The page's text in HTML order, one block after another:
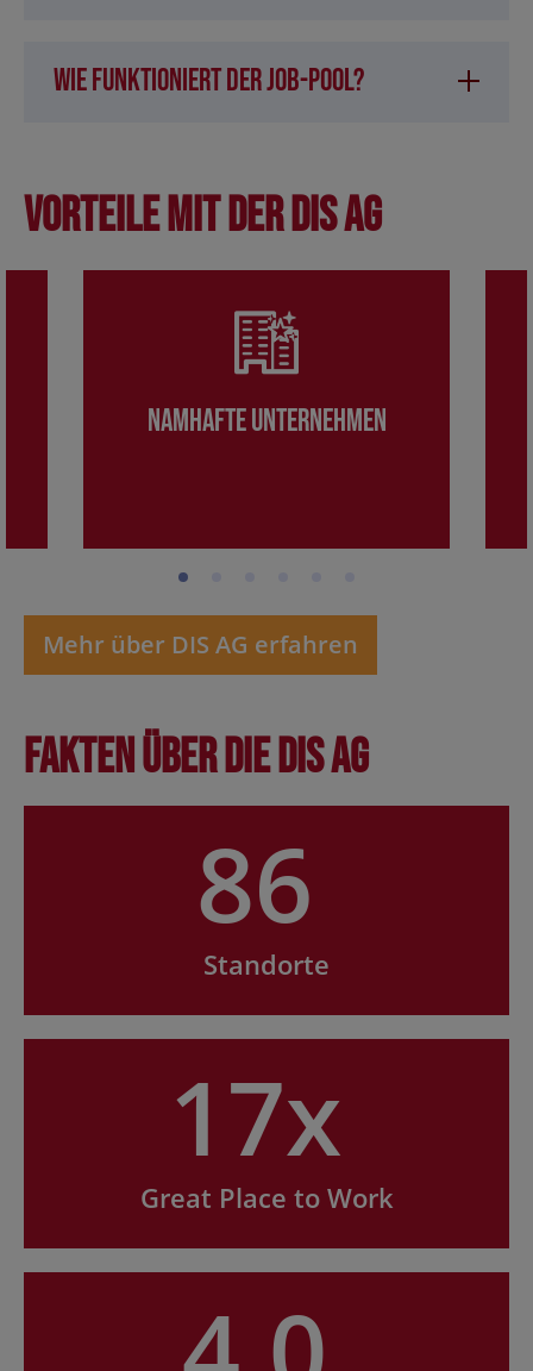
Wie funktioniert der Job-Pool?
Vorteile mit der DIS AG
Namhafte Unternehmen
Mehr über DIS AG erfahren
Fakten über die DIS AG
86
Standorte
17x
Great Place to Work